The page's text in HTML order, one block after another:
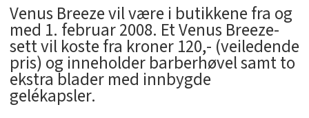
Venus Breeze vil være i butikkene fra og
med 1. februar 2008. Et Venus Breeze-
sett vil koste fra kroner 120,- (veiledende
pris) og inneholder barberhøvel samt to
ekstra blader med innbygde
gelékapsler.